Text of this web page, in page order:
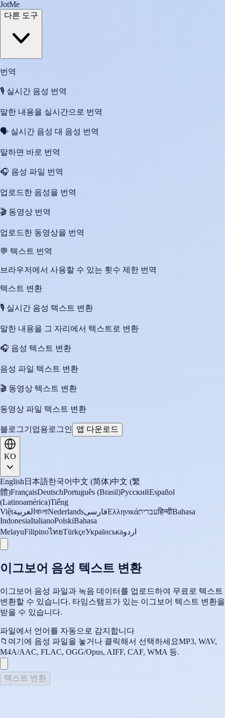
JotMe
다른 도구
번역
🎙️ 실시간 음성 번역
말한 내용을 실시간으로 번역
🗣️ 실시간 음성 대 음성 번역
말하면 바로 번역
🎧 음성 파일 번역
업로드한 음성을 번역
🎬 동영상 번역
업로드한 동영상을 번역
💬 텍스트 번역
브라우저에서 사용할 수 있는 횟수 제한 번역
텍스트 변환
🎙️ 실시간 음성 텍스트 변환
말한 내용을 그 자리에서 텍스트로 변환
🎧 음성 텍스트 변환
음성 파일 텍스트 변환
🎬 동영상 텍스트 변환
동영상 파일 텍스트 변환
블로그기업용 로그인 앱 다운로드
KO
English 日本語한국어中文 (简体)中文 (繁
體)FrançaisDeutschPortuguês (Brasil)РусскийEspañol
(Latinoamérica)Tiếng
Việtالعربية বাংলাNederlandsفارسیΕλληνικάעבריתहिन्दीBahasa
IndonesiaItalianoPolskiBahasa
MelayuFilipinoไทยTürkçeУкраїнськаاردو
이그보어 음성 텍스트 변환
이그보어 음성 파일과 녹음 데이터를 업로드하여 무료로 텍스트
변환할 수 있습니다. 타임스탬프가 있는 이그보어 텍스트 변환을
받을 수 있습니다.
파일에서 언어를 자동으로 감지합니다
📁 여기에 음성 파일을 놓거나 클릭해서 선택하세요MP3, WAV,
M4A/AAC, FLAC, OGG/Opus, AIFF, CAF, WMA 등.
텍스트 변환